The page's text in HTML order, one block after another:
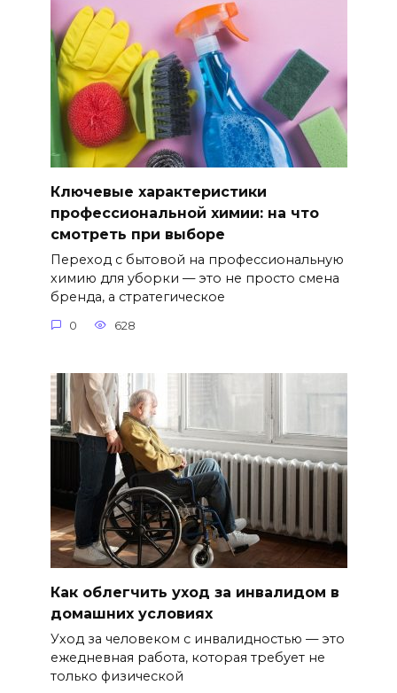
Ключевые характеристики
профессиональной химии: на что
смотреть при выборе
Переход с бытовой на профессиональную
химию для уборки — это не просто смена
бренда, а стратегическое
0 628
Как облегчить уход за инвалидом в
домашних условиях
Уход за человеком с инвалидностью — это
ежедневная работа, которая требует не
только физической